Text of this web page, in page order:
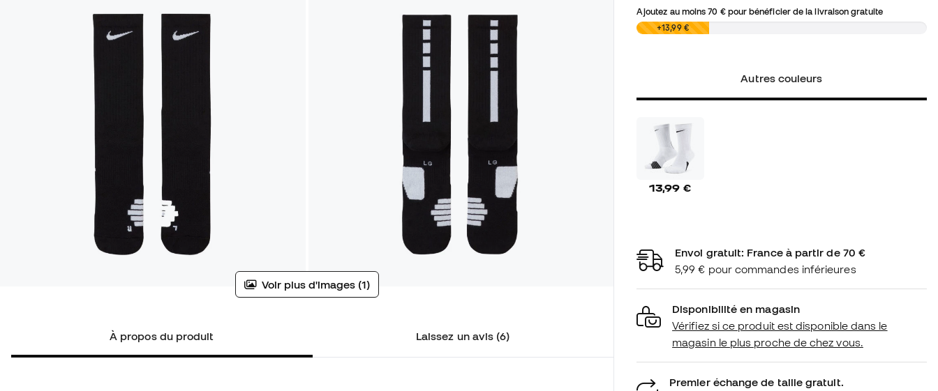
Voir plus d'images (1)
À propos du produit Laissez un avis (6)
Ajoutez au moins70 €pour bénéficier de la livraison gratuite
0,00 €+13,99 €
Autres couleurs
13,99 €
Envoi gratuit: France à partir de 70 €
5,99 € pour commandes inférieures
Disponibilité en magasin
Vérifiez si ce produit est disponible dans le
magasin le plus proche de chez vous.
Premier échange de taille gratuit.